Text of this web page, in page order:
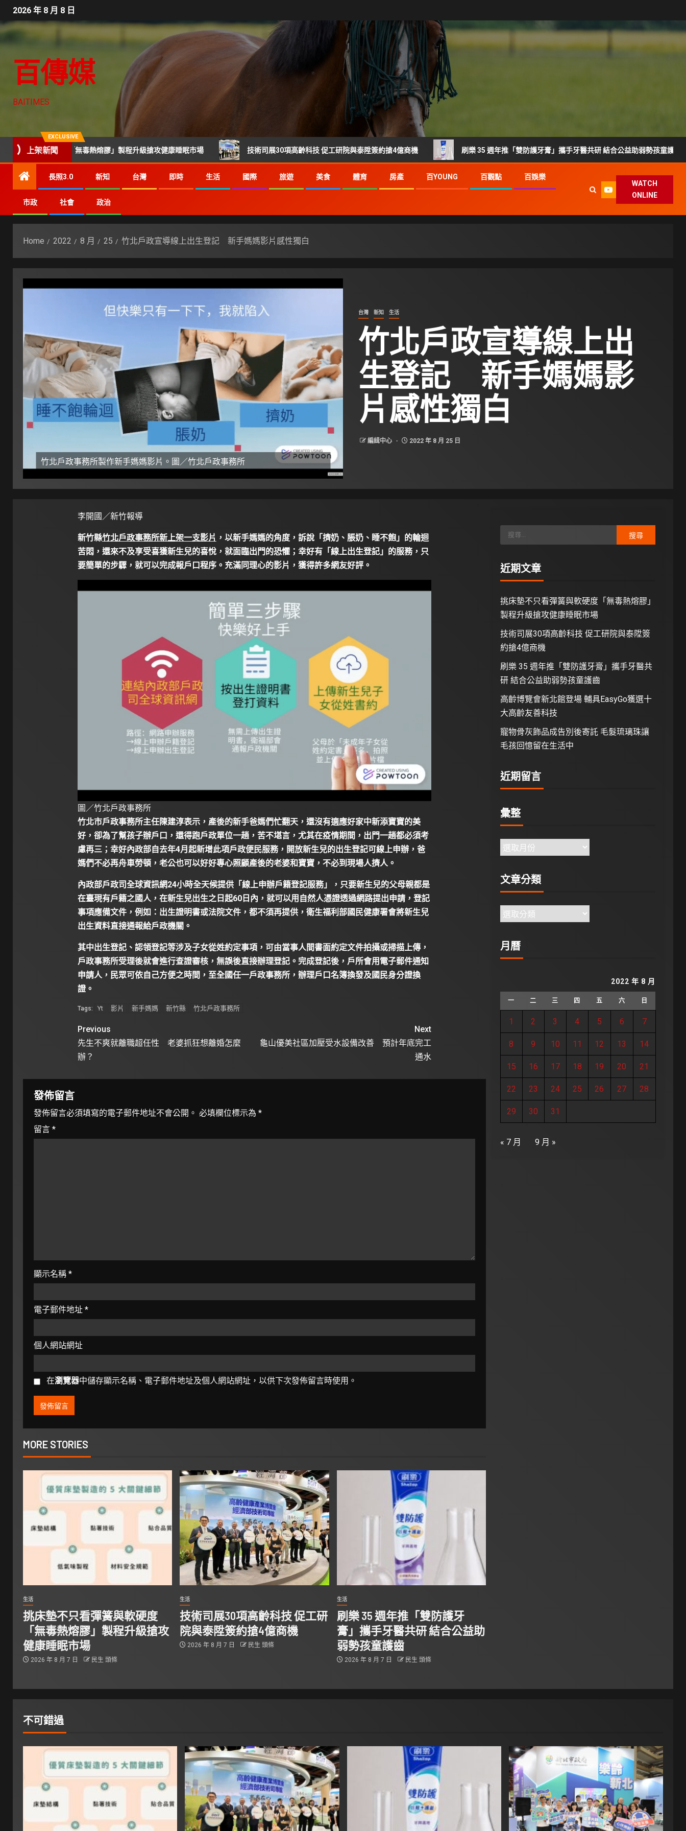
2026 年 8 月 8 日
百傳媒
BAITIMES
EXCLUSIVE
上架新聞
軟硬度「無毒熱熔膠」製程升級搶攻健康睡眠市場 技術司展30項高齡科技 促工研院與泰陞簽約搶4億商機 刷樂 35 週年推「雙防護牙膏」攜手牙醫共研 結合公益助弱勢孩童護齒
長照3.0 新知 台灣 即時 生活 國際 旅遊 美食 體育 房產 百YOUNG 百觀點 百娛樂
市政 社會 政治
WATCH
ONLINE
Home 2022 8 月 25 竹北戶政宣導線上出生登記 新手媽媽影片感性獨白
竹北戶政事務所製作新手媽媽影片。圖／竹北戶政事務所
台灣 新知 生活
竹北戶政宣導線上出
生登記 新手媽媽影
片感性獨白
編緝中心 2022 年 8 月 25 日
李開國／新竹報導
新竹縣竹北戶政事務所新上架一支影片 ，以新手媽媽的角度，訴說「擠奶、脹奶、睡不飽」的輪迴
苦悶，還來不及享受喜獲新生兒的喜悅，就面臨出門的恐懼；幸好有「線上出生登記」的服務，只
要簡單的步驟，就可以完成報戶口程序。充滿同理心的影片，獲得許多網友好評。
圖／竹北戶政事務所
竹北市戶政事務所主任陳建淳表示，產後的新手爸媽們忙翻天，還沒有適應好家中新添寶寶的美
好，卻為了幫孩子辦戶口，還得跑戶政單位一趟，苦不堪言，尤其在疫情期間，出門一趟都必須考
慮再三；幸好內政部自去年4月起新增此項戶政便民服務，開放新生兒的出生登記可線上申辦，爸
媽們不必再舟車勞頓，老公也可以好好專心照顧產後的老婆和寶寶，不必到現場人擠人。
內政部戶政司全球資訊網24小時全天候提供「線上申辦戶籍登記服務」，只要新生兒的父母親都是
在臺現有戶籍之國人，在新生兒出生之日起60日內，就可以用自然人憑證透過網路提出申請，登記
事項應備文件，例如：出生證明書或法院文件，都不須再提供，衛生福利部國民健康署會將新生兒
出生資料直接通報給戶政機關。
其中出生登記、認領登記等涉及子女從姓約定事項，可由當事人間書面約定文件拍攝或掃描上傳，
戶政事務所受理後就會進行查證審核，無誤後直接辦理登記。完成登記後，戶所會用電子郵件通知
申請人，民眾可依自己方便之時間，至全國任一戶政事務所，辦理戶口名簿換發及國民身分證換
證。
Tags: Yt 影片 新手媽媽 新竹縣 竹北戶政事務所
Previous
先生不爽就離職超任性 老婆抓狂想離婚怎麼
辦？
Next
龜山優美社區加壓受水設備改善 預計年底完工
通水
發佈留言
發佈留言必須填寫的電子郵件地址不會公開。 必填欄位標示為 *
留言 *
顯示名稱 *
電子郵件地址 *
個人網站網址
在瀏覽器中儲存顯示名稱、電子郵件地址及個人網站網址，以供下次發佈留言時使用。
MORE STORIES
生活
挑床墊不只看彈簧與軟硬度
「無毒熱熔膠」製程升級搶攻
健康睡眠市場
2026 年 8 月 7 日 民生 頭條
生活
技術司展30項高齡科技 促工研
院與泰陞簽約搶4億商機
2026 年 8 月 7 日 民生 頭條
生活
刷樂 35 週年推「雙防護牙
膏」攜手牙醫共研 結合公益助
弱勢孩童護齒
2026 年 8 月 7 日 民生 頭條
近期文章
挑床墊不只看彈簧與軟硬度「無毒熱熔膠」
製程升級搶攻健康睡眠市場
技術司展30項高齡科技 促工研院與泰陞簽
約搶4億商機
刷樂 35 週年推「雙防護牙膏」攜手牙醫共
研 結合公益助弱勢孩童護齒
高齡博覽會新北館登場 輔具EasyGo獲選十
大高齡友善科技
寵物骨灰飾品成告別後寄託 毛髮琉璃珠讓
毛孩回憶留在生活中
近期留言
彙整
文章分類
月曆
2022 年 8 月
一 二 三 四 五 六 日
1 2 3 4 5 6 7
8 9 10 11 12 13 14
15 16 17 18 19 20 21
22 23 24 25 26 27 28
29 30 31
« 7 月 9 月 »
不可錯過